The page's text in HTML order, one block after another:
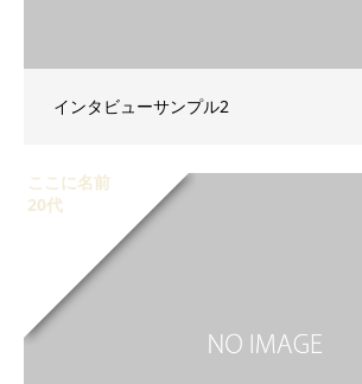
インタビューサンプル2
ここに名前
20代